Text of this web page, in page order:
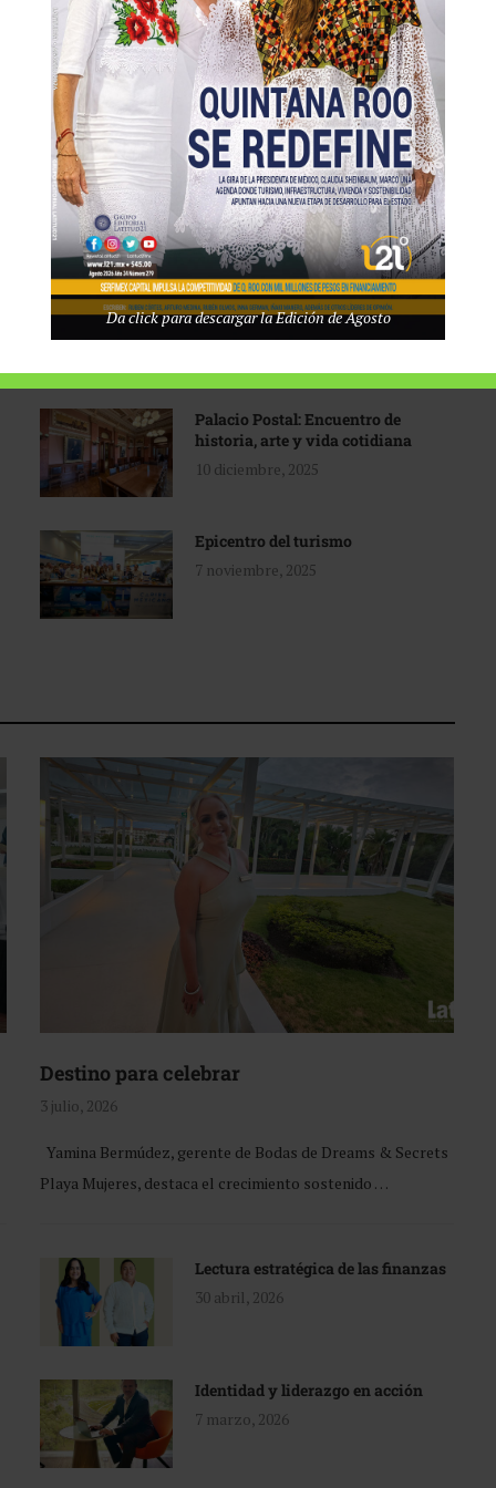
Tecnológico de Monterrey
3 agosto, 2026
Promoción turística con visión
1 abril, 2026
Industria global en
reconfiguración
31 marzo, 2026
Palacio Postal: Encuentro de
historia, arte y vida cotidiana
10 diciembre, 2025
Epicentro del turismo
7 noviembre, 2025
Destino para celebrar
3 julio, 2026
Yamina Bermúdez, gerente de Bodas de Dreams & Secrets
Playa Mujeres, destaca el crecimiento sostenido …
Lectura estratégica de las finanzas
30 abril, 2026
Identidad y liderazgo en acción
7 marzo, 2026
Da click para descargar la Edición de Agosto